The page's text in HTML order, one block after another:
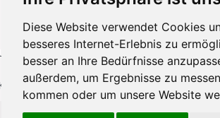
Diese Website verwendet Cookies
besseres Internet-Erlebnis zu
besser an Ihre Bedürfnisse
außerdem, um Ergebnisse zu
kommen oder um unsere Website
EINSTELLUNGEN